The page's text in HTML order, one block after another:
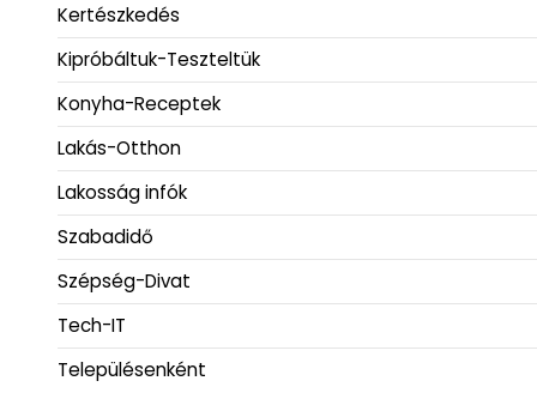
Kertészkedés
Kipróbáltuk-Teszteltük
Konyha-Receptek
Lakás-Otthon
Lakosság infók
Szabadidő
Szépség-Divat
Tech-IT
Településenként